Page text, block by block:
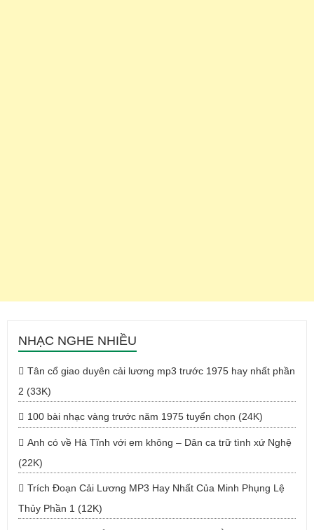
NHẠC NGHE NHIỀU
Tân cổ giao duyên cải lương mp3 trước 1975 hay nhất phần
2 (33K)
100 bài nhạc vàng trước năm 1975 tuyển chọn (24K)
Anh có về Hà Tĩnh với em không – Dân ca trữ tình xứ Nghệ
(22K)
Trích Đoạn Cải Lương MP3 Hay Nhất Của Minh Phụng Lệ
Thủy Phần 1 (12K)